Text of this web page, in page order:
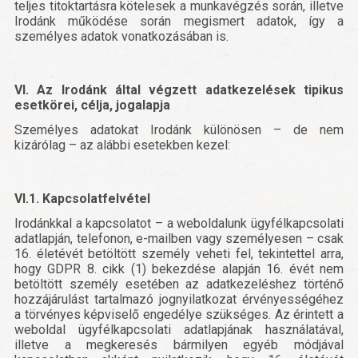
teljes titoktartásra kötelesek a munkavégzés során, illetve
Irodánk működése során megismert adatok, így a
személyes adatok vonatkozásában is.
VI. Az Irodánk által végzett adatkezelések tipikus
esetkörei, célja, jogalapja
Személyes adatokat Irodánk különösen – de nem
kizárólag – az alábbi esetekben kezel:
VI.1. Kapcsolatfelvétel
Irodánkkal a kapcsolatot – a weboldalunk ügyfélkapcsolati
adatlapján, telefonon, e-mailben vagy személyesen – csak
16. életévét betöltött személy veheti fel, tekintettel arra,
hogy GDPR 8. cikk (1) bekezdése alapján 16. évét nem
betöltött személy esetében az adatkezeléshez történő
hozzájárulást tartalmazó jognyilatkozat érvényességéhez
a törvényes képviselő engedélye szükséges. Az érintett a
weboldal ügyfélkapcsolati adatlapjának használatával,
illetve a megkeresés bármilyen egyéb módjával